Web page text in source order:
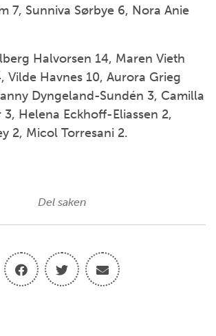
7, Sunniva Sørbye 6, Nora Anie
Halvorsen 14, Maren Vieth
Vilde Havnes 10, Aurora Grieg
Dyngeland-Sundén 3, Camilla
Helena Eckhoff-Eliassen 2,
2, Micol Torresani 2.
Del saken